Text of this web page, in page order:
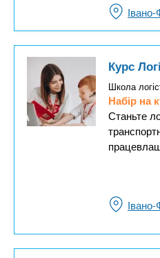
Івано-
Курс
Школа
Набір на
Станьте
Івано-